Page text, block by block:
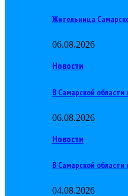
Жительница
06.08.2026
Новости
В Самарской
06.08.2026
Новости
В Самарской области
04.08.2026